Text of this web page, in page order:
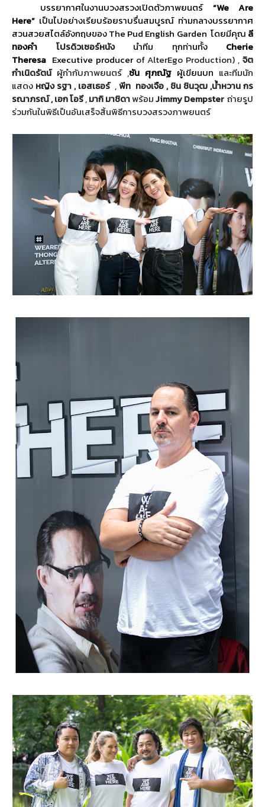
บรรยากาศในงานบวงสรวงเปิดตัวภาพยนตร์ “We Are
Here” เป็นไปอย่างเรียบร้อยราบรื่นสมบูรณ์ ท่ามกลางบรรยากาศ
สวนสวยสไตล์อังกฤษของThe Pud English Garden โดยมีคุณ ลี
ทองคำ
โปรดิวเซอร์หนัง นำทีม ทุกท่านทั้ง Cherie
Theresa Executive producer of AlterEgo Production) , จิต
กำเนิดรัตน์ผู้กำกับภาพยนตร์ ,ซัน ศุภณัฐ ผู้เขียนบท และทีมนัก
แสดง หญิง รฐา , เอสเธอร์ ,พีท ทองเจือ,ชิน ชินวุฒ ,น้ำหวาน กร
รณาภรณ์ , เอก โอรี,มากิ มาชิดาพร้อมJimmy Dempsterถ่ายรูป
ร่วมกันในพิธีเป็นอันเสร็จสิ้นพิธีการบวงสรวงภาพยนตร์